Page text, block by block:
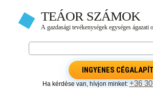
INGYENES
Ha kérdése van, hívjon minket: +36